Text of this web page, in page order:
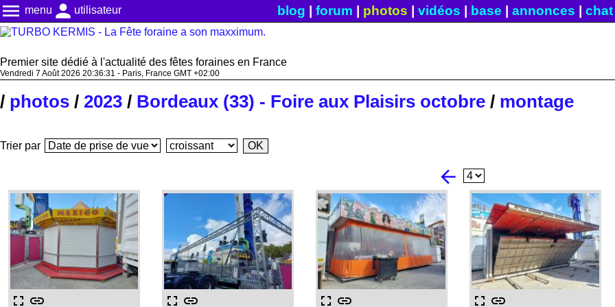
menu menu person utilisateur blog forum photos vidéos base annonces chat|
Premier site dédié à l'actualité des fêtes foraines en France
Vendredi 7 Août 2026 20:36:32 - Paris, France GMT +02:00
/ photos / 2023 / Bordeaux (33) - Foire aux Plaisirs octobre / montage
Trier par
arrow_back
fullscreen link fullscreen link fullscreen link fullscreen link